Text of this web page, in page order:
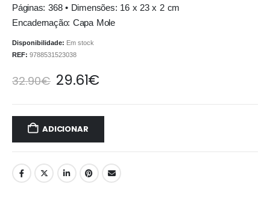
Páginas: 368 • Dimensões: 16 x 23 x 2 cm
Encadernação: Capa Mole
Disponibilidade: Em stock
REF: 9788531523038
32.90€ 29.61€
ADICIONAR